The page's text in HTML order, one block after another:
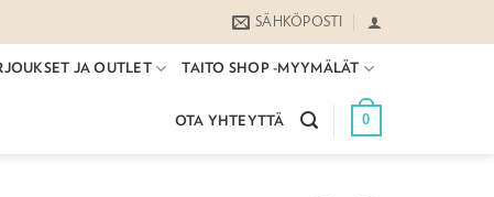
SÄHKÖPOSTI
JA OUTLET TAITO SHOP -MYYMÄLÄT
OTA YHTEYTTÄ 0